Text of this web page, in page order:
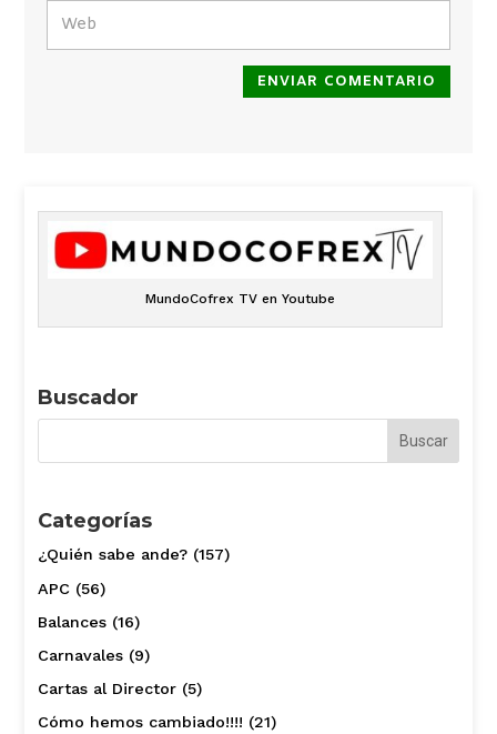
ENVIAR COMENTARIO
MundoCofrex TV en Youtube
Buscador
Categorías
¿Quién sabe ande?(157)
APC(56)
Balances(16)
Carnavales(9)
Cartas al Director(5)
Cómo hemos cambiado!!!! (21)